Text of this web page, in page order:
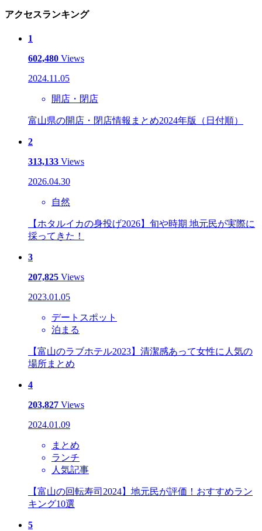
アクセスランキング
1
602,480 Views
2024.11.05
開店・閉店
富山県の開店・閉店情報まとめ2024年版（日付順）
2
313,133 Views
2026.04.30
自然
【ホタルイカの身投げ2026】旬や時期 地元民が実際に
採ってきた！
3
207,825 Views
2023.01.05
デートスポット
泊まる
【富山のラブホテル2023】清潔感あって女性に人気の
場所まとめ
4
203,827 Views
2024.01.09
まとめ
ランチ
人気記事
【富山の回転寿司2024】地元民が評価！おすすめラン
キング10選
5